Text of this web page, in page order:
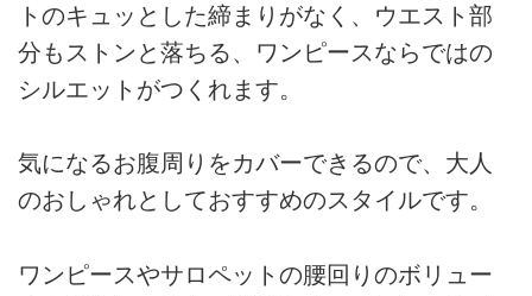
トのキュッとした締まりがなく、ウエスト部
分もストンと落ちる、ワンピースならではの
シルエットがつくれます。
気になるお腹周りをカバーできるので、大人
のおしゃれとしておすすめのスタイルです。
ワンピースやサロペットの腰回りのボリュー